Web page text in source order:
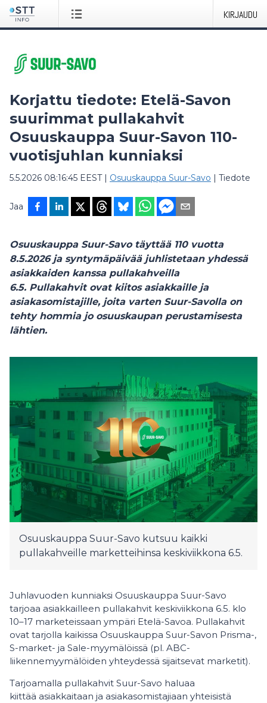
KIRJAUDU
Korjattu tiedote: Etelä-Savon
suurimmat pullakahvit
Osuuskauppa Suur-Savon 110-
vuotisjuhlan kunniaksi
5.5.2026 08:16:45 EEST| Osuuskauppa Suur-Savo | Tiedote
Jaa
Osuuskauppa Suur-Savo täyttää 110 vuotta
8.5.2026 ja syntymäpäivää juhlistetaan yhdessä
asiakkaiden kanssa pullakahveilla
6.5. Pullakahvit ovat kiitos asiakkaille ja
asiakasomistajille, joita varten Suur-Savolla on
tehty hommia jo osuuskaupan perustamisesta
lähtien.
Osuuskauppa Suur-Savo kutsuu kaikki
pullakahveille marketteihinsa keskiviikkona 6.5.
Juhlavuoden kunniaksi Osuuskauppa Suur-Savo
tarjoaa asiakkailleen pullakahvit keskiviikkona 6.5. klo
10–17 marketeissaan ympäri Etelä-Savoa. Pullakahvit
ovat tarjolla kaikissa Osuuskauppa Suur-Savon Prisma-,
S-market- ja Sale-myymälöissä (pl. ABC-
liikennemyymälöiden yhteydessä sijaitsevat marketit).
Tarjoamalla pullakahvit Suur-Savo haluaa
kiittää asiakkaitaan ja asiakasomistajiaan yhteisistä